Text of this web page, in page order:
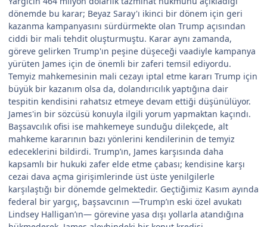
dönemde bu karar; Beyaz Saray'ı ikinci bir dönem için geri
kazanma kampanyasını sürdürmekte olan Trump açısından
ciddi bir mali tehdit oluşturmuştu. Karar aynı zamanda,
göreve gelirken Trump'ın peşine düşeceği vaadiyle kampanya
yürüten James için de önemli bir zaferi temsil ediyordu.
Temyiz mahkemesinin mali cezayı iptal etme kararı Trump için
büyük bir kazanım olsa da, dolandırıcılık yaptığına dair
tespitin kendisini rahatsız etmeye devam ettiği düşünülüyor.
James'in bir sözcüsü konuyla ilgili yorum yapmaktan kaçındı.
Başsavcılık ofisi ise mahkemeye sunduğu dilekçede, alt
mahkeme kararının bazı yönlerini kendilerinin de temyiz
edeceklerini bildirdi. Trump’ın, James karşısında daha
kapsamlı bir hukuki zafer elde etme çabası; kendisine karşı
cezai dava açma girişimlerinde üst üste yenilgilerle
karşılaştığı bir dönemde gelmektedir. Geçtiğimiz Kasım ayında
federal bir yargıç, başsavcının —Trump’ın eski özel avukatı
Lindsey Halligan’ın— görevine yasa dışı yollarla atandığına